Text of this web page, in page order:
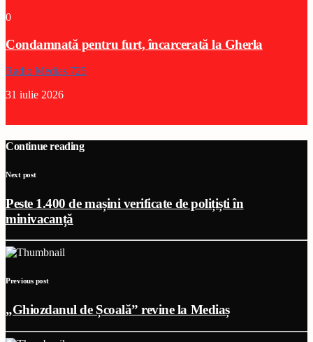
0
Condamnată pentru furt, încarcerată la Gherla
Radio Medias 725
31 iulie 2026
Continue reading
Next post
Peste 1.400 de mașini verificate de polițiști în
minivacanță
Previous post
„Ghiozdanul de Școală” revine la Mediaș